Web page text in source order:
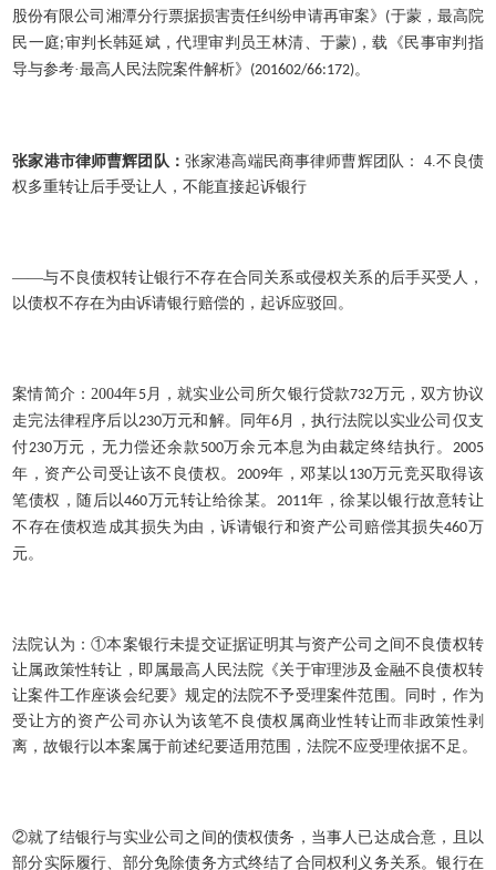
股份有限公司湘潭分行票据损害责任纠纷申请再审案》 (于蒙，最高院
民一庭;审判长韩延斌，代理审判员王林清、于蒙)，载《民事审判指
导与参考·最高人民法院案件解析》 (201602/66:172)。
张家港市律师曹辉团队： 张家港高端民商事律师曹辉团队： 4.不良债
权多重转让后手受让人，不能直接起诉银行
——与不良债权转让银行不存在合同关系或侵权关系的后手买受人，
以债权不存在为由诉请银行赔偿的，起诉应驳回。
案情简介：2004年5月，就实业公司所欠银行贷款732万元，双方协议
走完法律程序后以230万元和解。同年6月，执行法院以实业公司仅支
付230万元，无力偿还余款 500万余元本息为由裁定终结执行。 2005
年，资产公司受让该不良债权。 2009年，邓某以 130万元竞买取得该
笔债权，随后以460万元转让给徐某。 2011年，徐某以银行故意转让
不存在债权造成其损失为由，诉请银行和资产公司赔偿其损失460万
元。
法院认为：①本案银行未提交证据证明其与资产公司之间不良债权转
让属政策性转让，即属最高人民法院《关于审理涉及金融不良债权转
让案件工作座谈会纪要》规定的法院不予受理案件范围。同时，作为
受让方的资产公司亦认为该笔不良债权属商业性转让而非政策性剥
离，故银行以本案属于前述纪要适用范围，法院不应受理依据不足。
②就了结银行与实业公司之间的债权债务，当事人已达成合意，且以
部分实际履行、部分免除债务方式终结了合同权利义务关系。银行在